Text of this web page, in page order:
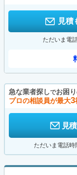
見積
ただいま電
急な業者探しでお困
プロの相談員が最大3
見
ただいま電話